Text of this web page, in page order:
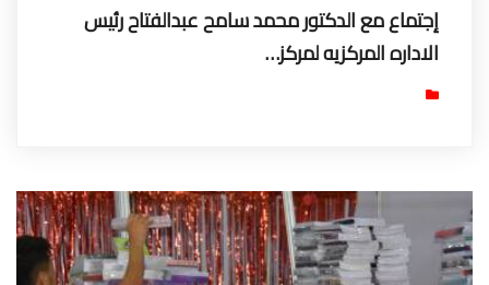
إجتماع مع الدكتور محمد سامح عبدالفتاح رئيس
الاداره المركزيه لمركز…